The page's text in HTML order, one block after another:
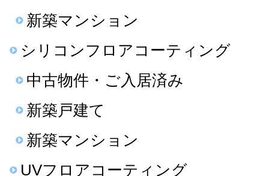
新築マンション
シリコンフロアコーティング
中古物件・ご入居済み
新築戸建て
新築マンション
UVフロアコーティング